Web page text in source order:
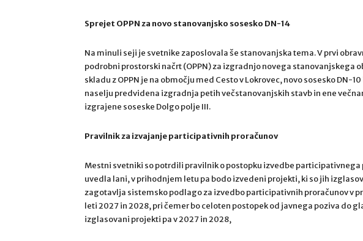
Sprejet OPPN za novo stanovanjsko sosesko DN-14
Na minuli seji je svetnike zaposlovala še stanovanjska tema. V prvi
podrobni prostorski načrt (OPPN) za izgradnjo novega stanovanjskega
skladu z OPPN je na območju med Cesto v Lokrovec, novo sosesko DN-
naselju predvidena izgradnja petih večstanovanjskih stavb in ene
izgrajene soseske Dolgo polje III.
Pravilnik za izvajanje participativnih proračunov
Mestni svetniki so potrdili pravilnik o postopku izvedbe participativnega
uvedla lani, v prihodnjem letu pa bodo izvedeni projekti, ki so jih
zagotavlja sistemsko podlago za izvedbo participativnih proračunov v
leti 2027 in 2028, pri čemer bo celoten postopek od javnega poziva do
izglasovani projekti pa v 2027 in 2028,